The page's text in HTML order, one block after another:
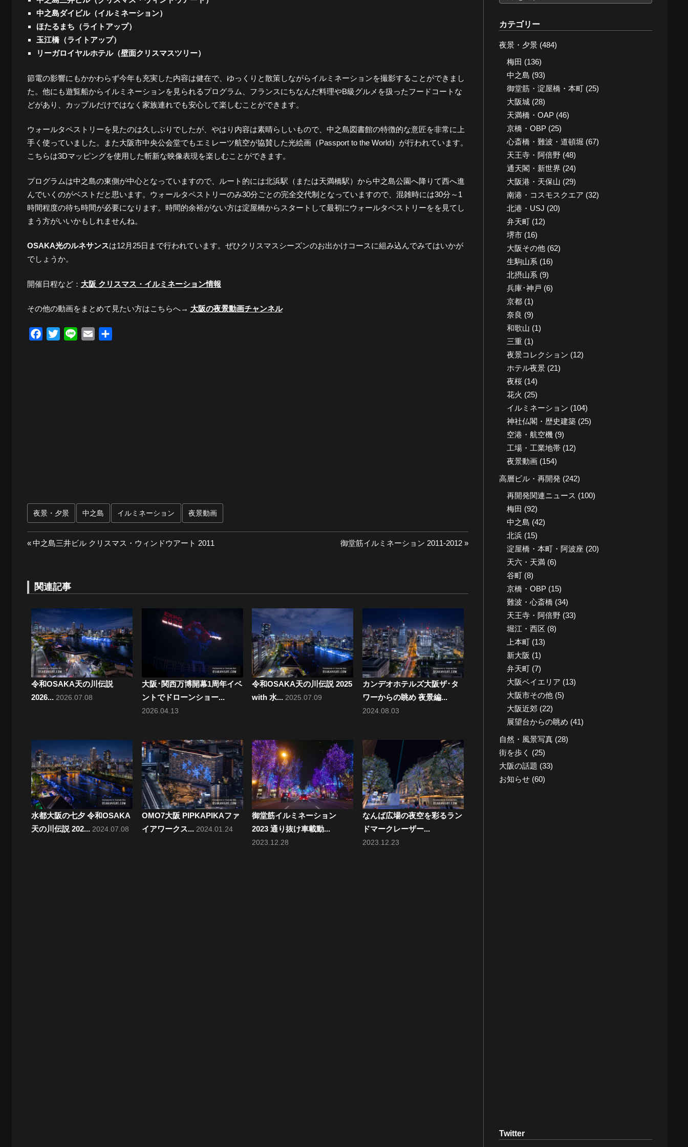
探
訪-
中之島ダイビル（イルミネーション）
ほたるまち（ライトアップ）
玉江橋（ライトアップ）
リーガロイヤルホテル（壁面クリスマスツリー）
節電の影響にもかかわらず今年も充実した内容は健在で、ゆっくりと散策しながらイルミネーションを撮影することができまし
た。他にも遊覧船からイルミネーションを見られるプログラム、フランスにちなんだ料理やB級グルメを扱ったフードコートな
どがあり、カップルだけではなく家族連れでも安心して楽しむことができます。
ウォールタペストリーを見たのは久しぶりでしたが、やはり内容は素晴らしいもので、中之島図書館の特徴的な意匠を非常に上
手く使っていました。また大阪市中央公会堂でもエミレーツ航空が協賛した光絵画（Passport to the World）が行われています。
こちらは3Dマッピングを使用した斬新な映像表現を楽しむことができます。
プログラムは中之島の東側が中心となっていますので、ルート的には北浜駅（または天満橋駅）から中之島公園へ降りて西へ進
んでいくのがベストだと思います。ウォールタペストリーのみ30分ごとの完全交代制となっていますので、混雑時には30分～1
時間程度の待ち時間が必要になります。時間的余裕がない方は淀屋橋からスタートして最初にウォールタペストリーをを見てし
まう方がいいかもしれませんね。
OSAKA光のルネサンスは12月25日まで行われています。ぜひクリスマスシーズンのお出かけコースに組み込んでみてはいかが
でしょうか。
開催日程など： 大阪 クリスマス・イルミネーション情報
その他の動画をまとめて見たい方はこちらへ→ 大阪の夜景動画チャンネル
Facebook
TwitterLine Email
夜景・夕景 中之島 イルミネーション 夜景動画
投
ナ
ビ
ゲ
ー
シ
ョ
前
稿:
中之島三井ビル クリスマス・ウィンドウアート 2011
次
御堂筋イルミネーション 2011-2012
関連記事
令和OSAKA天の川伝説
2026... 2026.07.08
大阪･関西万博開幕1周年イベ
ントでドローンショー...
2026.04.13
令和OSAKA天の川伝説 2025
with 水... 2025.07.09
カンデオホテルズ大阪ザ･タ
ワーからの眺め 夜景編...
2024.08.03
水都大阪の七夕 令和OSAKA
天の川伝説 202... 2024.07.08
OMO7大阪 PIPKAPIKAファ
イアワークス... 2024.01.24
御堂筋イルミネーション
2023 通り抜け車載動...
2023.12.28
なんば広場の夜空を彩るラン
ドマークレーザー...
2023.12.23
ー
カ
イ
ブ
カテゴリー
夜景・夕景(484)
梅田 (136)
中之島 (93)
御堂筋・淀屋橋・本町(25)
大阪城(28)
天満橋・OAP(46)
京橋・OBP(25)
心斎橋・難波・道頓堀 (67)
天王寺・阿倍野(48)
通天閣・新世界 (24)
大阪港・天保山 (29)
南港・コスモスクエア (32)
北港・USJ (20)
弁天町(12)
堺市(16)
大阪その他(62)
生駒山系 (16)
北摂山系 (9)
兵庫･神戸 (6)
京都(1)
奈良 (9)
和歌山 (1)
三重(1)
夜景コレクション (12)
ホテル夜景(21)
夜桜(14)
花火 (25)
イルミネーション (104)
神社仏閣・歴史建築(25)
空港・航空機(9)
工場・工業地帯(12)
夜景動画(154)
高層ビル・再開発 (242)
再開発関連ニュース (100)
梅田 (92)
中之島 (42)
北浜(15)
淀屋橋・本町・阿波座 (20)
天六・天満(6)
谷町(8)
京橋・OBP(15)
難波・心斎橋(34)
天王寺・阿倍野(33)
堀江・西区 (8)
上本町(13)
新大阪 (1)
弁天町(7)
大阪ベイエリア (13)
大阪市その他(5)
大阪近郊 (22)
展望台からの眺め (41)
自然・風景写真(28)
街を歩く (25)
大阪の話題 (33)
お知らせ(60)
Twitter